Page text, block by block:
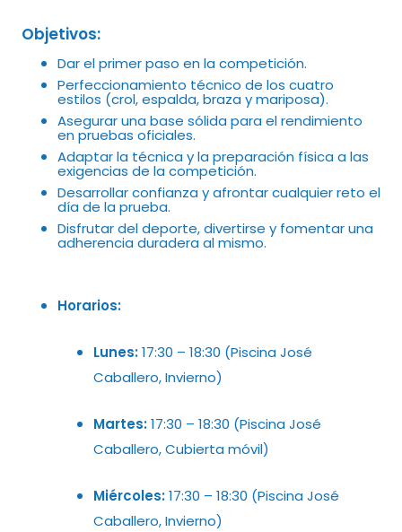
Objetivos:
Dar el primer paso en la competición.
Perfeccionamiento técnico de los cuatro
estilos (crol, espalda, braza y mariposa).
Asegurar una base sólida para el rendimiento
en pruebas oficiales.
Adaptar la técnica y la preparación física a las
exigencias de la competición.
Desarrollar confianza y afrontar cualquier reto el
día de la prueba.
Disfrutar del deporte, divertirse y fomentar una
adherencia duradera al mismo.
Horarios:
Lunes:17:30 – 18:30 (Piscina José
Caballero, Invierno)
Martes:17:30 – 18:30 (Piscina José
Caballero, Cubierta móvil)
Miércoles:17:30 – 18:30 (Piscina José
Caballero, Invierno)